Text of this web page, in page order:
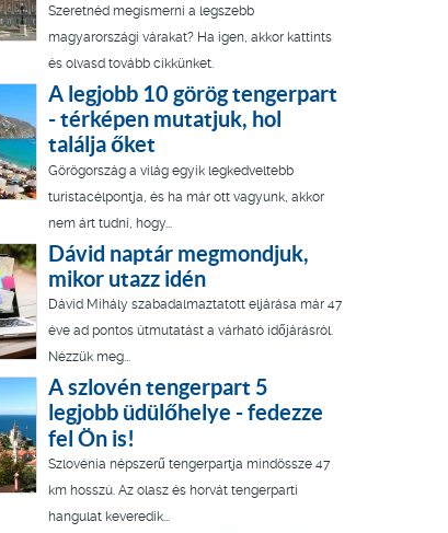
Szeretnéd megismerni a legszebb
magyarországi várakat? Ha igen, akkor kattints
és olvasd tovább cikkünket.
A legjobb 10 görög tengerpart
- térképen mutatjuk, hol
találja őket
Görögország a világ egyik legkedveltebb
turistacélpontja, és ha már ott vagyunk, akkor
nem árt tudni, hogy...
Dávid naptár megmondjuk,
mikor utazz idén
Dávid Mihály szabadalmaztatott eljárása már 47
éve ad pontos útmutatást a várható időjárásról.
Nézzük meg...
A szlovén tengerpart 5
legjobb üdülőhelye - fedezze
fel Ön is!
Szlovénia népszerű tengerpartja mindössze 47
km hosszú. Az olasz és horvát tengerparti
hangulat keveredik...